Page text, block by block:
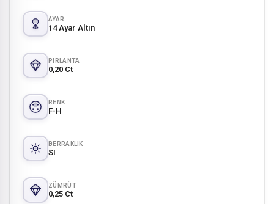
AYAR
14 Ayar Altın
PIRLANTA
0,20 Ct
RENK
F-H
BERRAKLIK
SI
ZÜMRÜT
0,25 Ct